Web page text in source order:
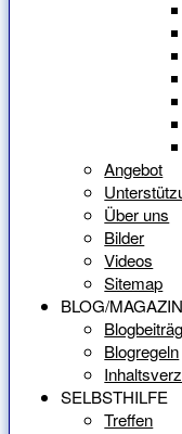
Angebot
Über uns
Bilder
Videos
Sitemap
BLOG/MAGAZIN
Blogregeln
SELBSTHILFE
Treffen